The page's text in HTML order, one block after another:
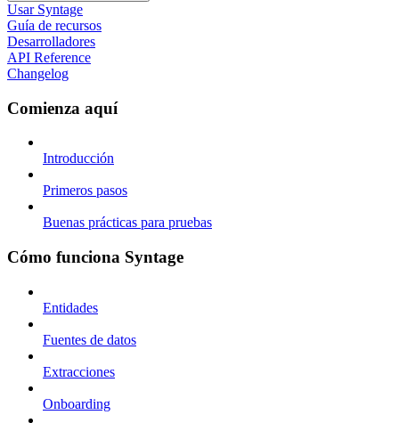
Usar Syntage
Guía de recursos
Desarrolladores
API Reference
Changelog
Comienza aquí
Introducción
Primeros pasos
Buenas prácticas para pruebas
Cómo funciona Syntage
Entidades
Fuentes de datos
Extracciones
Onboarding